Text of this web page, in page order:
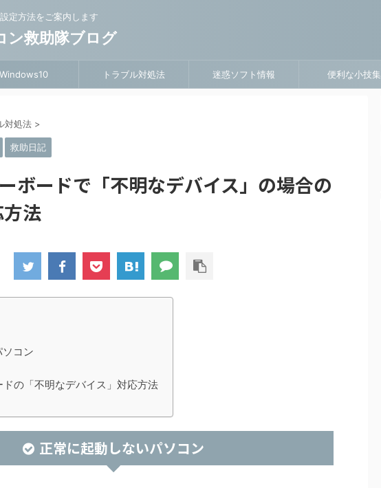
定方法をご案内します
ン救助隊ブログ
Windows10 トラブル対処法 迷惑ソフト情報 便利な小技集
対処法 >
救助日記
ボードで「不明なデバイス」の場合の
法
コン
の「不明なデバイス」対応方法
正常に起動しないパソコン